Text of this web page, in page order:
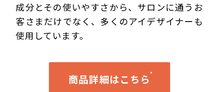
成分とその使いやすさから、サロンに通うお
客さまだけでなく、多くのアイデザイナーも
使用しています。
商品詳細はこちら